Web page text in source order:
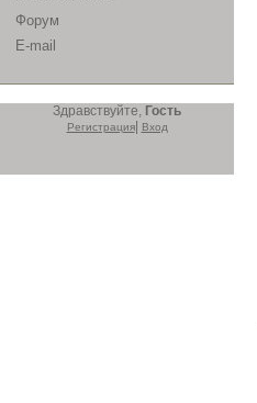
Форум
E-mail
Здравствуйте, Гость
Регистрация| Вход